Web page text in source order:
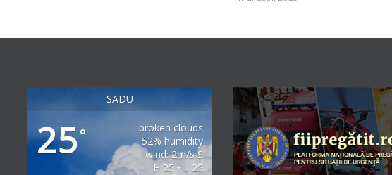
SADU
25°
broken clouds
52% humidity
wind: 2m/s S
H 25 • L 25